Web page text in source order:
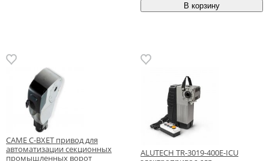
CAME C-BXET привод для
автоматизации секционных
промышленных ворот
ALUTECH TR-3019-400E-ICU